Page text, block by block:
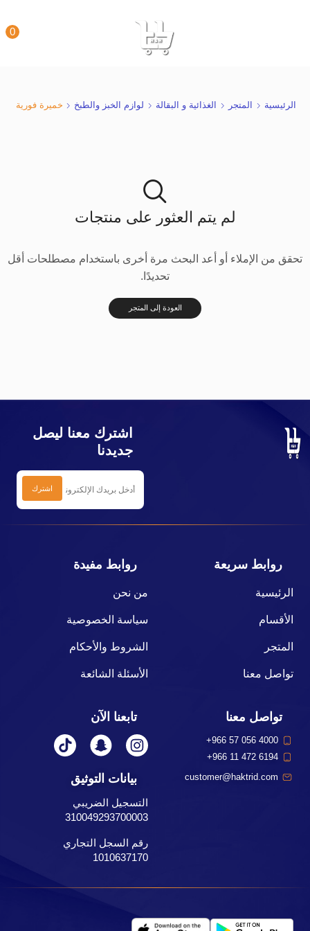
0
الرئيسية المتجر الغذائية و البقالة لوازم الخبز والطبخ خميرة فورية
لم يتم العثور على منتجات
تحقق من الإملاء أو أعد البحث مرة أخرى باستخدام مصطلحات أقل
تحديدًا.
العودة إلى المتجر
اشترك معنا ليصل
جديدنا
روابط سريعة
الرئيسية
الأقسام
المتجر
تواصل معنا
روابط مفيدة
من نحن
سياسة الخصوصية
الشروط والأحكام
الأسئلة الشائعة
تواصل معنا
+966 57 056 4000
+966 11 472 6194
customer@haktrid.com
تابعنا الآن
بيانات التوثيق
التسجيل الضريبي
310049293700003
رقم السجل التجاري
1010637170